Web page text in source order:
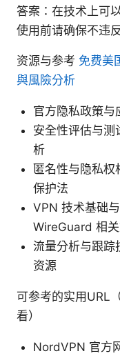
答案：在技术上可
使用前请确保不违
资源与参考 免费美
與風險分析
官方隐私政策与
安全性评估与
析
匿名性与隐私
保护法
VPN 技术基础
WireGuard 相
流量分析与跟
资源
可参考的实用URL
看）
NordVPN 官方